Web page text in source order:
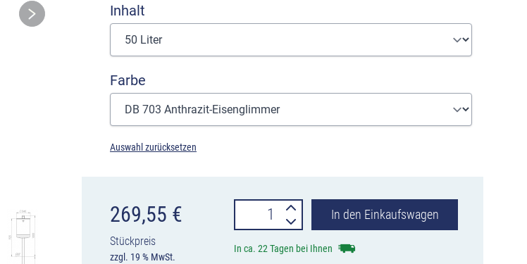
Inhalt
Farbe
Auswahl zurücksetzen
269,55 €
Stückpreis
zzgl. 19 % MwSt.
Standabfallbehälter
am
In den Einkaufswagen
In ca. 22 Tagen bei Ihnen